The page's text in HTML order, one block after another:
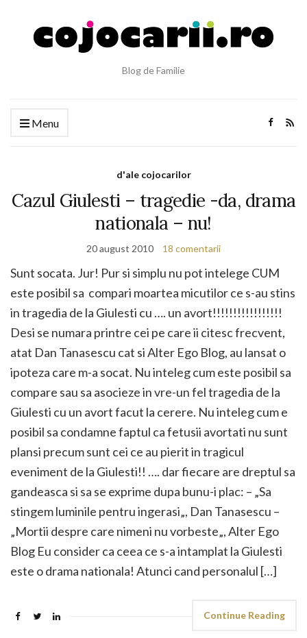
Blog de Familie
Menu
d'ale cojocarilor
Cazul Giulesti – tragedie -da, drama
nationala – nu!
20 august 2010 18 comentarii
Sunt socata. Jur! Pur si simplu nu pot intelege CUM
este posibil sa compari moartea micutilor ce s-au stins
in tragedia de la Giulesti cu …. un avort!!!!!!!!!!!!!!!!!
Desi se numara printre cei pe care ii citesc frecvent,
atat Dan Tanasescu cat si Alter Ego Blog, au lansat o
ipoteza care m-a socat. Nu inteleg cum este posibil sa
compare sau sa asocieze in vre-un fel tragedia de la
Giulesti cu un avort facut la cerere. Nu inteleg cum e
posibil sa condamne faptul ca fetusii avortati nu sunt
plansi precum sunt cei ce au pierit in tragicul
eveniment de la Giulesti!! …. dar fiecare are dreptul sa
gandeasca si sa se exprime dupa bunu-i plac: – „Sa
stingem luminile pentru ingerasi„, Dan Tanasescu –
„Mortii despre care nimeni nu vorbeste„, Alter Ego
Blog Eu consider ca ceea ce s-a intamplat la Giulesti
este o drama nationala! Atunci cand personalul […]
Continue Reading